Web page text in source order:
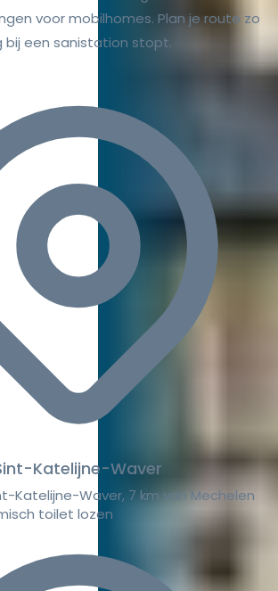
voor mobilhomes. Plan je route zo
bij een sanistation stopt.
Katelijne-Waver
Katelijne-Waver, 7 km van Mechelen
toilet lozen